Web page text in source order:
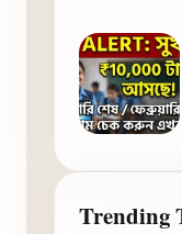
Trending